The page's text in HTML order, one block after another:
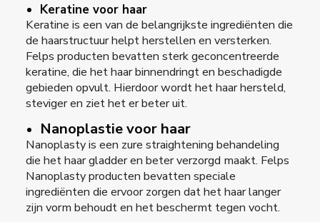
Keratine voor haar
Keratine is een van de belangrijkste ingrediënten die
de haarstructuur helpt herstellen en versterken.
Felps producten bevatten sterk geconcentreerde
keratine, die het haar binnendringt en beschadigde
gebieden opvult. Hierdoor wordt het haar hersteld,
steviger en ziet het er beter uit.
Nanoplastie voor haar
Nanoplasty is een zure straightening behandeling
die het haar gladder en beter verzorgd maakt. Felps
Nanoplasty producten bevatten speciale
ingrediënten die ervoor zorgen dat het haar langer
zijn vorm behoudt en het beschermt tegen vocht.